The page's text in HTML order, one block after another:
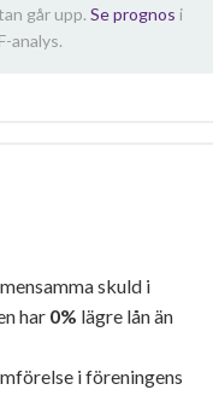
går upp. Se prognos i
analys.
skuld i
har 0% lägre lån än
i föreningens